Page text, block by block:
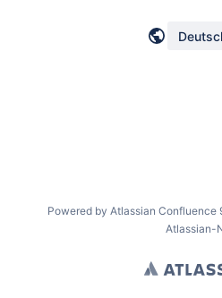
Powered by Atlassian Confluence
Atlassian-